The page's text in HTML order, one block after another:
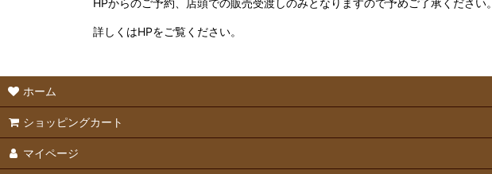
HPからのご予約、店頭での販売受渡しのみとなりますので予めご了承ください。
詳しくはHPをご覧ください。
ホーム
ショッピングカート
マイページ